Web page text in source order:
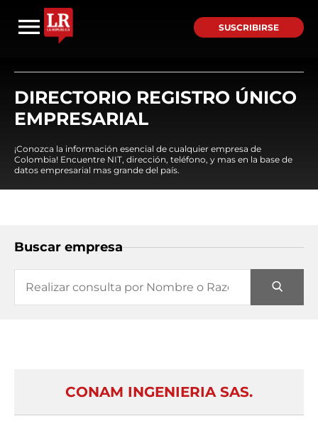
SUSCRIBIRSE
DIRECTORIO REGISTRO ÚNICO
EMPRESARIAL
¡Conozca la información esencial de cualquier empresa de
Colombia! Encuentre NIT, dirección, teléfono, y mas en la base de
datos empresarial mas grande del país.
Buscar empresa
CONAM INGENIERIA SAS.